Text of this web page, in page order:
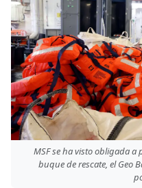
MSF se ha visto obligada
buque de rescate, el Geo